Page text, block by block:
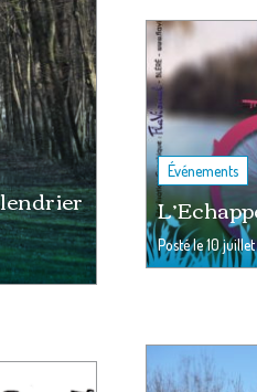
Événements ,
Posté le10